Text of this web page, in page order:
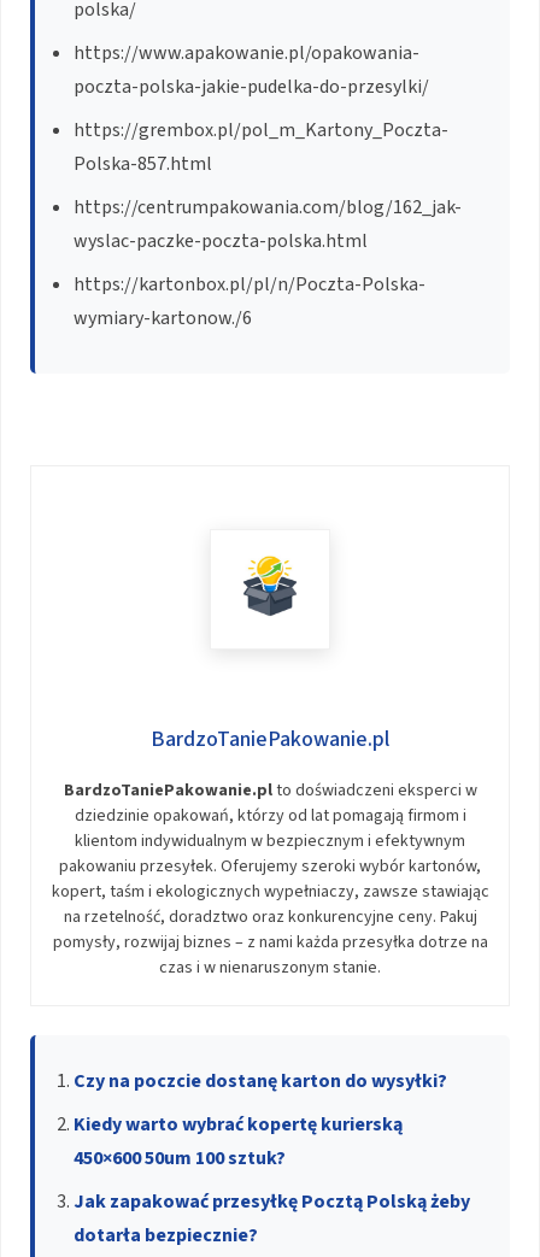
polska/
https://www.apakowanie.pl/opakowania-
poczta-polska-jakie-pudelka-do-przesylki/
https://grembox.pl/pol_m_Kartony_Poczta-
Polska-857.html
https://centrumpakowania.com/blog/162_jak-
wyslac-paczke-poczta-polska.html
https://kartonbox.pl/pl/n/Poczta-Polska-
wymiary-kartonow./6
BardzoTaniePakowanie.pl
BardzoTaniePakowanie.plto doświadczeni eksperci w
dziedzinie opakowań, którzy od lat pomagają firmom i
klientom indywidualnym w bezpiecznym i efektywnym
pakowaniu przesyłek. Oferujemy szeroki wybór kartonów,
kopert, taśm i ekologicznych wypełniaczy, zawsze stawiając
na rzetelność, doradztwo oraz konkurencyjne ceny. Pakuj
pomysły, rozwijaj biznes – z nami każda przesyłka dotrze na
czas i w nienaruszonym stanie.
Czy na poczcie dostanę karton do wysyłki?
Kiedy warto wybrać kopertę kurierską
450×600 50um 100 sztuk?
Jak zapakować przesyłkę Pocztą Polską żeby
dotarła bezpiecznie?